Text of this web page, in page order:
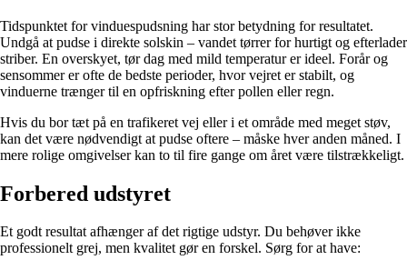
Tidspunktet for vinduespudsning har stor betydning for resultatet.
Undgå at pudse i direkte solskin – vandet tørrer for hurtigt og efterlader
striber. En overskyet, tør dag med mild temperatur er ideel. Forår og
sensommer er ofte de bedste perioder, hvor vejret er stabilt, og
vinduerne trænger til en opfriskning efter pollen eller regn.
Hvis du bor tæt på en trafikeret vej eller i et område med meget støv,
kan det være nødvendigt at pudse oftere – måske hver anden måned. I
mere rolige omgivelser kan to til fire gange om året være tilstrækkeligt.
Forbered udstyret
Et godt resultat afhænger af det rigtige udstyr. Du behøver ikke
professionelt grej, men kvalitet gør en forskel. Sørg for at have: